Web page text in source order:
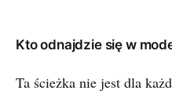
Kto odnajdzie się w
Ta ścieżka nie jest dla